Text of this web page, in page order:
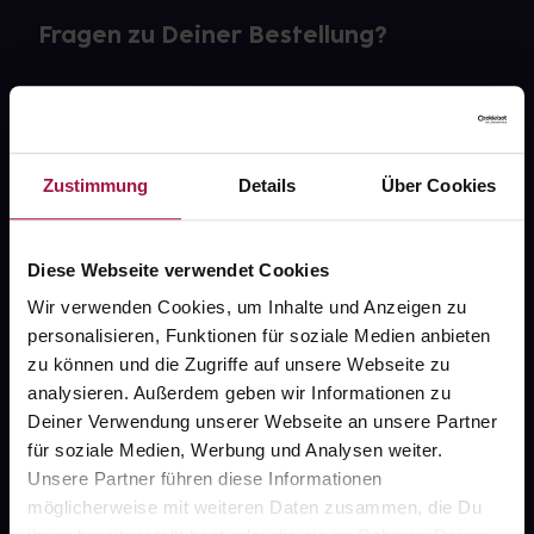
Zustimmung Details Über Cookies
Diese Webseite verwendet Cookies
Wir verwenden Cookies, um Inhalte und Anzeigen zu
personalisieren, Funktionen für soziale Medien anbieten
zu können und die Zugriffe auf unsere Webseite zu
analysieren. Außerdem geben wir Informationen zu
Deiner Verwendung unserer Webseite an unsere Partner
für soziale Medien, Werbung und Analysen weiter.
Unsere Partner führen diese Informationen
möglicherweise mit weiteren Daten zusammen, die Du
Fragen zu Deiner Bestellung?
FAQ
Widerrufsformular
gesund.de
Über uns
Karriere
Newsletter
Barrierefreiheitserklärung